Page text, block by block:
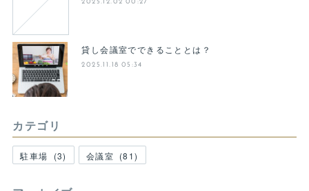
2025.12.02 00:27
貸し会議室でできることとは？
2025.11.18 05:34
カテゴリ
駐車場 (3) 会議室 (81)